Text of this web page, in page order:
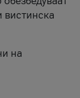
вистинска
на